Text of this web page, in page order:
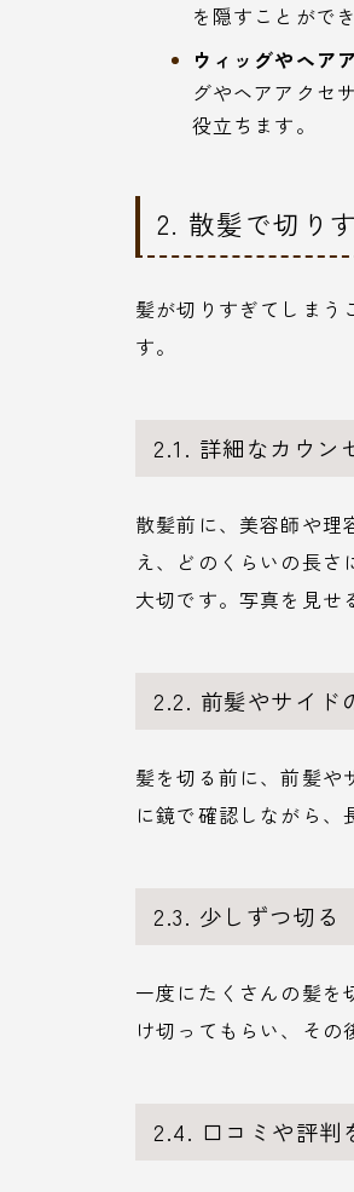
を隠すことがで
ウィッグやヘア
グやヘアアクセ
役立ちます。
2. 散髪で切り
髪が切りすぎてしまう
す。
2.1. 詳細なカウン
散髪前に、美容師や理
え、どのくらいの長
大切です。写真を見せ
2.2. 前髪やサイド
髪を切る前に、前髪や
に鏡で確認しながら、
2.3. 少しずつ切る
一度にたくさんの髪を
け切ってもらい、その
2.4. 口コミや評判